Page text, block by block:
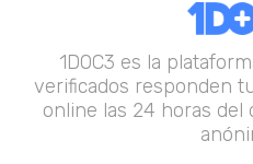
1DOC3 es la
verificados responden
online las 24 horas del